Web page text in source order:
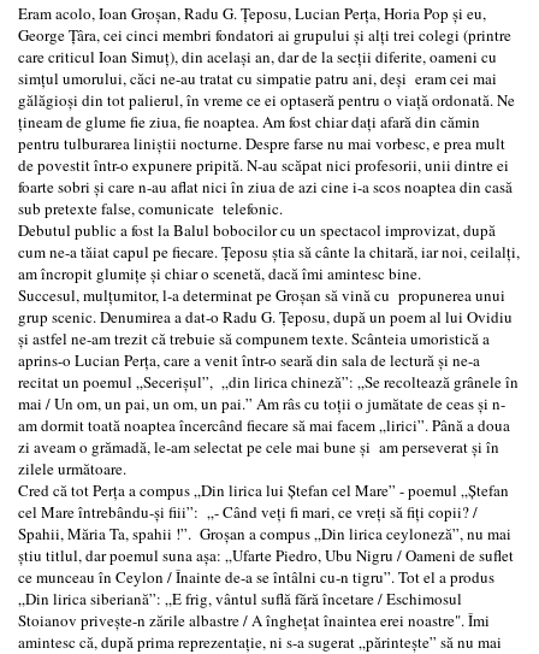
Eram acolo, Ioan Groşan, Radu G. Ţeposu, Lucian Perţa, Horia Pop şi eu,
George Ţâra, cei cinci membri fondatori ai grupului şi alţi trei colegi (printre
care criticul Ioan Simuţ), din acelaşi an, dar de la secţii diferite, oameni cu
simţul umorului, căci ne-au tratat cu simpatie patru ani, deşi eram cei mai
gălăgioşi din tot palierul, în vreme ce ei optaseră pentru o viaţă ordonată. Ne
ţineam de glume fie ziua, fie noaptea. Am fost chiar daţi afară din cămin
pentru tulburarea liniştii nocturne. Despre farse nu mai vorbesc, e prea mult
de povestit într-o expunere pripită. N-au scăpat nici profesorii, unii dintre ei
foarte sobri şi care n-au aflat nici în ziua de azi cine i-a scos noaptea din casă
sub pretexte false, comunicate telefonic.
Debutul public a fost la Balul bobocilor cu un spectacol improvizat, după
cum ne-a tăiat capul pe fiecare. Ţeposu ştia să cânte la chitară, iar noi, ceilalţi,
am încropit glumiţe şi chiar o scenetă, dacă îmi amintesc bine.
Succesul, mulţumitor, l-a determinat pe Groşan să vină cu propunerea unui
grup scenic. Denumirea a dat-o Radu G. Ţeposu, după un poem al lui Ovidiu
şi astfel ne-am trezit că trebuie să compunem texte. Scânteia umoristică a
aprins-o Lucian Perţa, care a venit într-o seară din sala de lectură şi ne-a
recitat un poemul „Secerişul”, „din lirica chineză”: „Se recoltează grânele în
mai / Un om, un pai, un om, un pai.” Am râs cu toţii o jumătate de ceas şi n-
am dormit toată noaptea încercând fiecare să mai facem „lirici”. Până a doua
zi aveam o grămadă, le-am selectat pe cele mai bune şi am perseverat şi în
zilele următoare.
Cred că tot Perţa a compus „Din lirica lui Ştefan cel Mare” - poemul „Ştefan
cel Mare întrebându-şi fiii”: „- Când veţi fi mari, ce vreţi să fiţi copii? /
Spahii, Măria Ta, spahii !”. Groşan a compus „Din lirica ceyloneză”, nu mai
ştiu titlul, dar poemul suna aşa: „Ufarte Piedro, Ubu Nigru / Oameni de suflet
ce munceau în Ceylon / Înainte de-a se întâlni cu-n tigru”. Tot el a produs
„Din lirica siberiană”: „E frig, vântul suflă fără încetare / Eschimosul
Stoianov priveşte-n zările albastre / A îngheţat înaintea erei noastre". Îmi
amintesc că, după prima reprezentaţie, ni s-a sugerat „părinteşte” să nu mai